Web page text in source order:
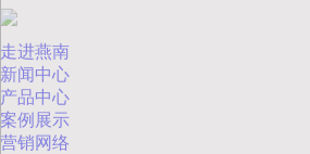
走进燕南
新闻中心
产品中心
案例展示
营销网络